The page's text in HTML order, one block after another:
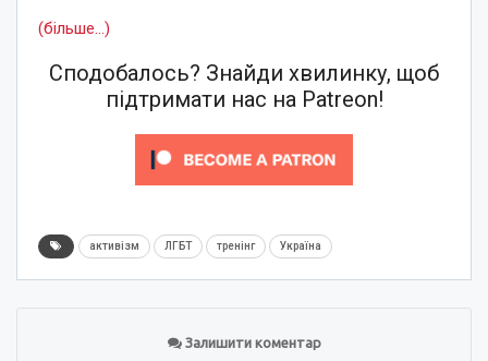
(більше…)
Сподобалось? Знайди хвилинку, щоб
підтримати нас на Patreon!
активізм ЛГБТ тренінг Україна
Залишити коментар